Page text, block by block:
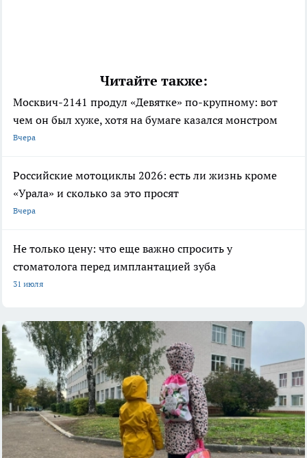
Читайте также:
Москвич-2141 продул «Девятке» по-крупному: вот
чем он был хуже, хотя на бумаге казался монстром
Вчера
Российские мотоциклы 2026: есть ли жизнь кроме
«Урала» и сколько за это просят
Вчера
Не только цену: что еще важно спросить у
стоматолога перед имплантацией зуба
31 июля